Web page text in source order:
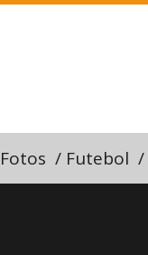
Fotos / Futebol /